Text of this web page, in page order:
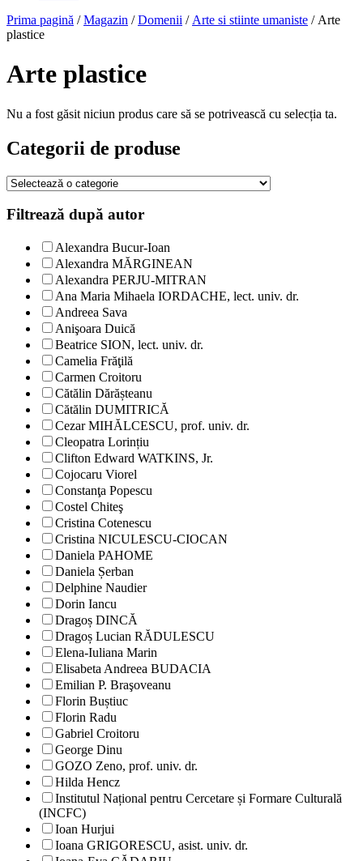
Prima pagină /Magazin /Domenii / Arte si stiinte umaniste / Arte
plastice
Arte plastice
Nu a fost găsit niciun produs care să se potrivească cu selecția ta.
Categorii de produse
Filtrează după autor
Alexandra Bucur-Ioan
Alexandra MĂRGINEAN
Alexandra PERJU-MITRAN
Ana Maria Mihaela IORDACHE, lect. univ. dr.
Andreea Sava
Anişoara Duică
Beatrice SION, lect. univ. dr.
Camelia Frăţilă
Carmen Croitoru
Cătălin Dărășteanu
Cătălin DUMITRICĂ
Cezar MIHĂLCESCU, prof. univ. dr.
Cleopatra Lorințiu
Clifton Edward WATKINS, Jr.
Cojocaru Viorel
Constanţa Popescu
Costel Chiteş
Cristina Cotenescu
Cristina NICULESCU-CIOCAN
Daniela PAHOME
Daniela Șerban
Delphine Naudier
Dorin Iancu
Dragoș DINCĂ
Dragoș Lucian RĂDULESCU
Elena-Iuliana Marin
Elisabeta Andreea BUDACIA
Emilian P. Braşoveanu
Florin Buștiuc
Florin Radu
Gabriel Croitoru
George Dinu
GOZO Zeno, prof. univ. dr.
Hilda Hencz
Institutul Național pentru Cercetare și Formare Culturală
(INCFC)
Ioan Hurjui
Ioana GRIGORESCU, asist. univ. dr.